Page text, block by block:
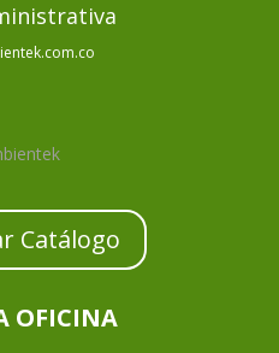
Catálogo
OFICINA